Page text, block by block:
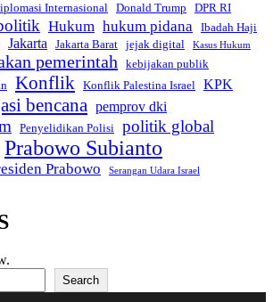
Internasional Donald Trump
DPR RI
Hukum hukum pidana Ibadah Haji
Jakarta Jakarta Barat jejak digital
Kasus Hukum
pemerintah
kebijakan publik
Konflik Konflik Palestina Israel KPK
bencana pemprov dki
Penyelidikan Polisi politik global
Prabowo Subianto
Prabowo Serangan Udara Israel
Search